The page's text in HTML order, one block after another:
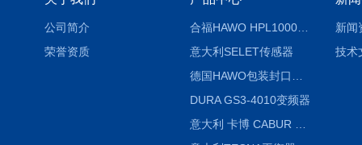
公司简介
荣誉资质
合福HAWO HPL1000AS封口机
意大利SELET传感器
DURA GS3-4010变频器
新闻
技术